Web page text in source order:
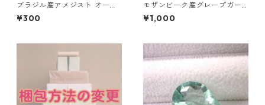
ブラジル産アメジスト オーバ
ルカットルース 0.2ct前後 5m
m*3mm前後
¥300
モザンビーク産グレープガー
ネット ペアシェイプカットル
ース 0.4ct前後 6mm*4mm前
¥1,000